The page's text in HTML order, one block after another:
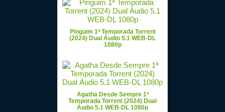
Pinguim 1ª Temporada Torrent
(2024) Dual Áudio 5.1 WEB-DL
1080p
Agatha Desde Sempre 1ª
Temporada Torrent (2024) Dual
Áudio 5.1 WEB-DL 1080p